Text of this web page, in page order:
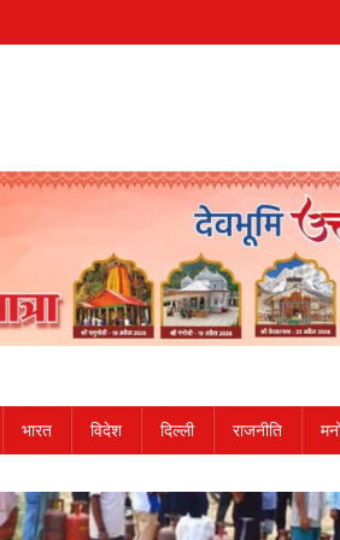
भारत विदेश दिल्ली राजनीति